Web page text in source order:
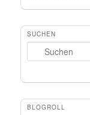
SUCHEN
Suchen
BLOGROLL